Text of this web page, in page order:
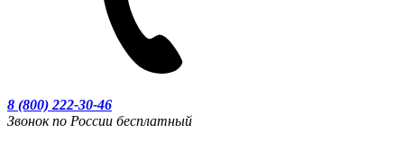
8 (800) 222-30-46
Звонок по России бесплатный